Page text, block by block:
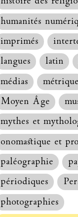
humanités
imprimés
langues
latin
médias
métrique
Moyen Âge
mythes et
onomastique et
paléographie
périodiques
photographies